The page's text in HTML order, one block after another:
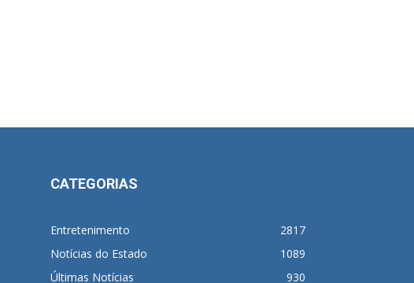
CATEGORIAS
Entretenimento
2817
Notícias do Estado
1089
Últimas Notícias
930